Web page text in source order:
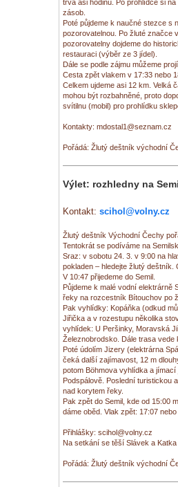
trvá asi hodinu. Po prohlídce si
zásob.
Poté půjdeme k naučné stezce s
pozorovatelnou. Po žluté značce
pozorovatelny dojdeme do
restauraci (výběr ze 3 jídel).
Dále se podle zájmu můžeme
Cesta zpět vlakem v 17:33 nebo
Celkem ujdeme asi 12 km. Velká
mohou být rozbahněné, proto
svítilnu (mobil) pro prohlídku
Kontakty: mdostal1@seznam.cz
Pořádá: Žlutý deštník východní
Výlet: rozhledny na
Kontakt: scihol@volny.cz
Žlutý deštník Východní Čechy
Tentokrát se podíváme na
Sraz: v sobotu 24. 3. v 9:00 na
pokladen – hledejte žlutý deštník.
V 10:47 přijedeme do Semil.
Půjdeme k malé vodní elektrárně
řeky na rozcestník Bítouchov po
Pak vyhlídky: Kopáňka (odkud
Jiřička a v rozestupu několika
vyhlídek: U Peršinky, Moravská
Železnobrodsko. Dále trasa vede
Poté údolím Jizery (elektrárna
čeká další zajímavost, 12 m
potom Böhmova vyhlídka a
Podspálově. Poslední turistickou
nad korytem řeky.
Pak zpět do Semil, kde od 15:00
dáme oběd. Vlak zpět: 17:07
Přihlášky: scihol@volny.cz
Na setkání se těší Slávek a Katka
Pořádá: Žlutý deštník východní